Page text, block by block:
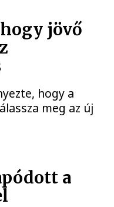
jövő
hogy a
meg az új
a